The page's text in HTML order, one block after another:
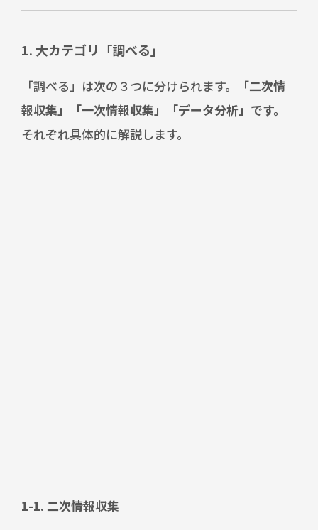
1. 大カテゴリ「調べる」
「調べる」は次の３つに分けられます。「二次情
報収集」「一次情報収集」「データ分析」です。
それぞれ具体的に解説します。
1-1. 二次情報収集